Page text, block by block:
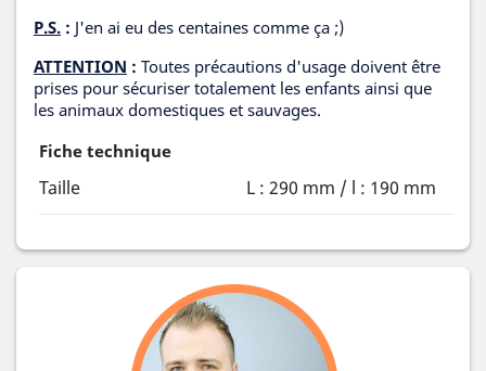
P.S. : J'en ai eu des centaines comme ça ;)
ATTENTION : Toutes précautions d'usage doivent être
prises pour sécuriser totalement les enfants ainsi que
les animaux domestiques et sauvages.
Fiche technique
Taille L : 290 mm / l : 190 mm